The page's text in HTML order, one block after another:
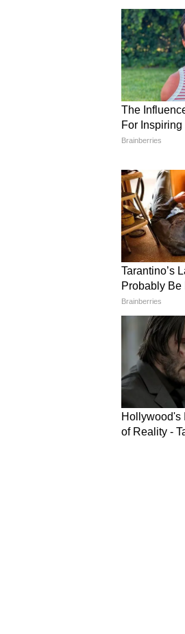
कई महीनों
हुआ है।
रॉयटर्स की
रही हों,
को इंटरसेप्ट
सैकड़ों जहाज
में इस नाव के
सांसे थमीं,
सरकारी
लहरों से
जानकारी
ऑपरेशन को
की यह सबसे
लिए दुआएं कर